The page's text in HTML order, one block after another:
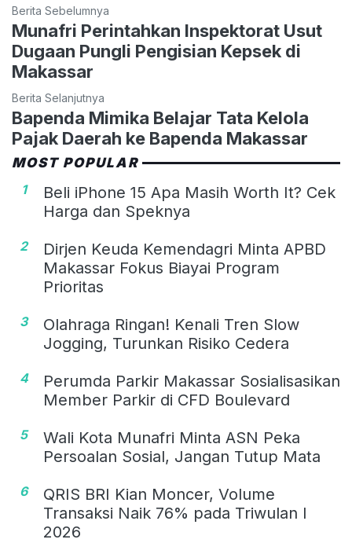
Berita Sebelumnya
Munafri Perintahkan Inspektorat Usut
Dugaan Pungli Pengisian Kepsek di
Makassar
Berita Selanjutnya
Bapenda Mimika Belajar Tata Kelola
Pajak Daerah ke Bapenda Makassar
MOST POPULAR
1
Beli iPhone 15 Apa Masih Worth It? Cek
Harga dan Speknya
2
Dirjen Keuda Kemendagri Minta APBD
Makassar Fokus Biayai Program
Prioritas
3
Olahraga Ringan! Kenali Tren Slow
Jogging, Turunkan Risiko Cedera
4
Perumda Parkir Makassar Sosialisasikan
Member Parkir di CFD Boulevard
5
Wali Kota Munafri Minta ASN Peka
Persoalan Sosial, Jangan Tutup Mata
6
QRIS BRI Kian Moncer, Volume
Transaksi Naik 76% pada Triwulan I
2026